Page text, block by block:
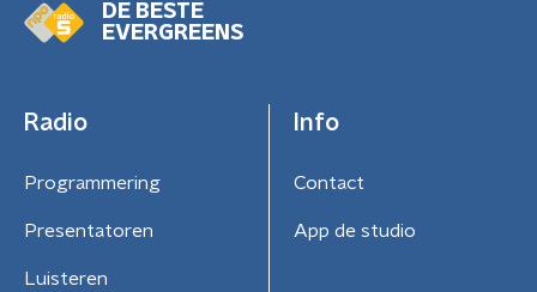
DE BESTE
EVERGREENS
Radio
Programmering
Presentatoren
Luisteren
Info
Contact
App de studio